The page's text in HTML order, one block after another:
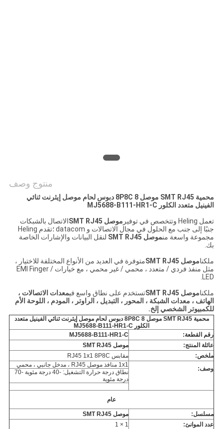
منتوج وصف
محمية SMT RJ45 موصل 8P8C 8 دبوس لحام موصل إيثرنت ثنائي
الفينيل متعدد الكلور MJ5688-B111-HR1-C
تعمل Heling وتتخصص في توفير
موصل SMT RJ45
الاتصال بالشبكات
جنبًا إلى جنب مع الحلول في مجال الاتصالات و datacom ؛تقدم Heling
مجموعة واسعة منموصل SMT RJ45
لنقل البيانات والإشارات الخاصة
بك.
ملكناموصل SMT RJ45
متوفرة في العديد من الأنواع المختلفة للاختيار ،
مثل منفذ فردي / متعدد ، محمي / غير محمي ، مع خيارات EMI Finger /
LED.
ملكناموصل SMT RJ45 تستخدم على نطاق واسع فيمعدات الاتصالات ،
الهاتف ، معدات الشبكة ، المحور ، التبديل ، الراوتر ، المودم ، اللوحة الأم
للكمبيوتر الشخصي إلخ.
محمية SMT RJ45 موصل 8P8C 8 دبوس لحام موصل إيثرنت ثنائي الفينيل متعدد
الكلور MJ5688-B111-HR1-C
رقم القطعة:
MJ5688-B111-HR1-C
عائلة المنتج:
موصل SMT RJ45
ملخص:
مقابس RJ45 1x1 8P8C
وصف:
1x1 منافذ موصل RJ45 ، مدخل جانبي ، محمي
نطاق درجة حرارة التشغيل: -40 درجة مئوية -70
درجة مئوية
عام
مسلسل:
موصل SMT RJ45
عدد الموانئ:
1 × 1